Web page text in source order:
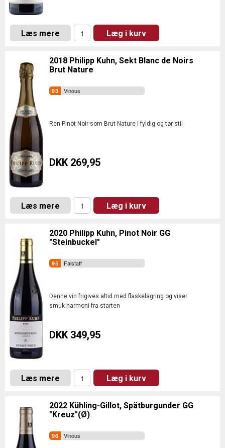
Læs mere Læg i kurv
2018 Philipp Kuhn, Sekt Blanc de Noirs
Brut Nature
Vinous
Ren Pinot Noir som Brut Nature i fyldig og tør stil
DKK 269,95
Læs mere Læg i kurv
2020 Philipp Kuhn, Pinot Noir GG
"Steinbuckel"
Falstaff
Denne vin frigives altid med flaskelagring og viser
smuk harmoni fra starten
DKK 349,95
Læs mere Læg i kurv
2022 Kühling-Gillot, Spätburgunder GG
"Kreuz"(Ø)
Vinous